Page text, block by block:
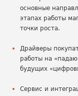
основные
этапах работы
точки роста.
Драйверы
работы на
будущих
Сервис и